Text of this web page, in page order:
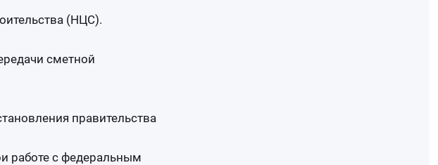
(НЦС).
сметной
правительства
работе с федеральным